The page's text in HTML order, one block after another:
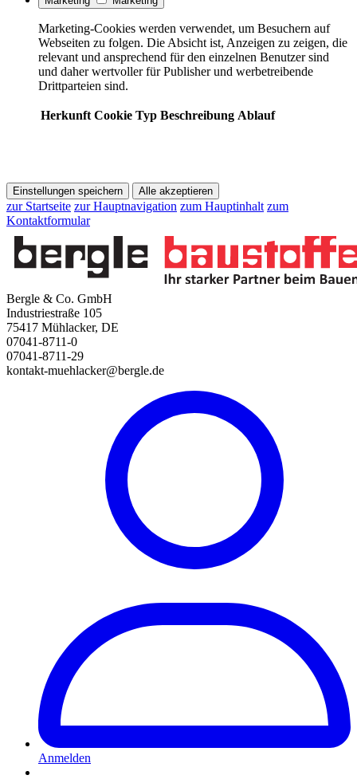
Marketing-Cookies werden verwendet, um Besuchern auf
Webseiten zu folgen. Die Absicht ist, Anzeigen zu zeigen, die
relevant und ansprechend für den einzelnen Benutzer sind
und daher wertvoller für Publisher und werbetreibende
Drittparteien sind.
Herkunft Cookie Typ Beschreibung Ablauf
Einstellungen speichern Alle akzeptieren
zur Startseite zur Hauptnavigation zum Hauptinhalt zum
Kontaktformular
Bergle & Co. GmbH
Industriestraße 105
75417 Mühlacker, DE
07041-8711-0
07041-8711-29
kontakt-muehlacker@bergle.de
Anmelden